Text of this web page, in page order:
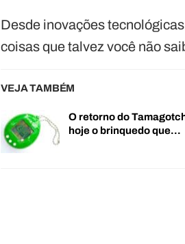
Desde inovações
coisas que talvez você não
VEJA TAMBÉM
O retorno do
hoje o brinquedo que…